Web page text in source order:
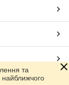
та
найближчого